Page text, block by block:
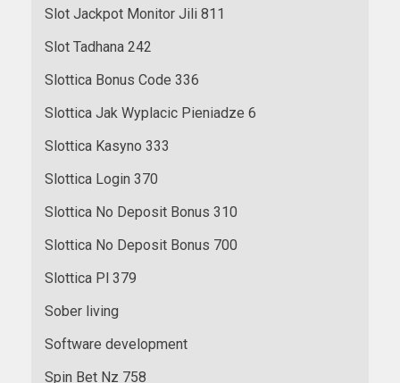
Slot Jackpot Monitor Jili 811
Slot Tadhana 242
Slottica Bonus Code 336
Slottica Jak Wyplacic Pieniadze 6
Slottica Kasyno 333
Slottica Login 370
Slottica No Deposit Bonus 310
Slottica No Deposit Bonus 700
Slottica Pl 379
Sober living
Software development
Spin Bet Nz 758